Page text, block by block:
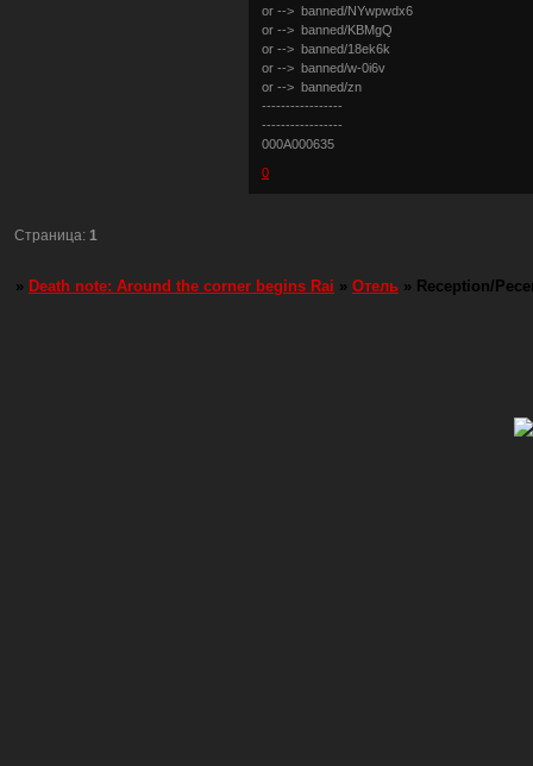
or --> banned/NYwpwdx6
or --> banned/KBMgQ
or --> banned/18ek6k
or --> banned/w-0i6v
or --> banned/zn
-----------------
-----------------
000A000635
0
Страница:1
» Death note: Around the corner begins Rai » Отель » Reception/